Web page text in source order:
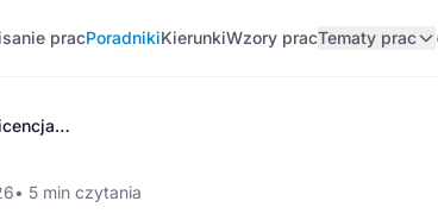
pracPoradnikiKierunkiWzory pracTematy prac
Przykładowa praca licencjacka z historii – wzór z omówieniem
• 5 min czytania